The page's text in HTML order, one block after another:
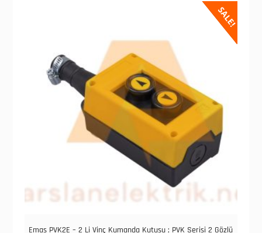
SALE!
Emas PVK2E – 2 Li Vinç Kumanda Kutusu ; PVK Serisi 2 Gözlü